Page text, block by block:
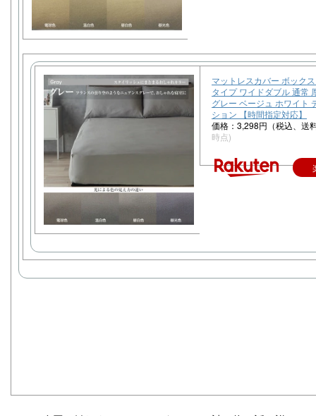
マットレスカバー ボック
タイプ ワイドダブル 通常
グレー ベージュ ホワイト
ション 【時間指定対応】
価格：3,298円（税込、送
時点)